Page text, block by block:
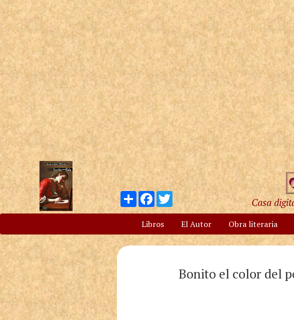
Compartir
Facebook
Twitter
Casa
Libros El Autor Obra literaria
Bonito el color del